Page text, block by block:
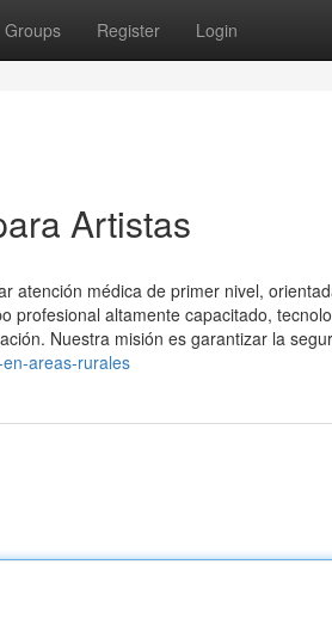
Groups Register Login
Artistas
atención médica de primer nivel,
profesional altamente capacitado,
Nuestra misión es garantizar la
areas-rurales